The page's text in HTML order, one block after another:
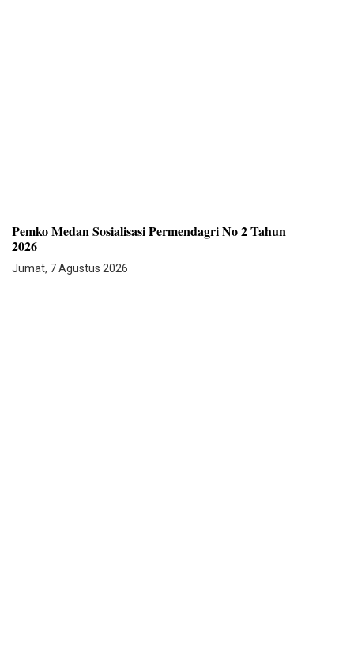
Pemko Medan Sosialisasi Permendagri No 2 Tahun
2026
Jumat, 7 Agustus 2026